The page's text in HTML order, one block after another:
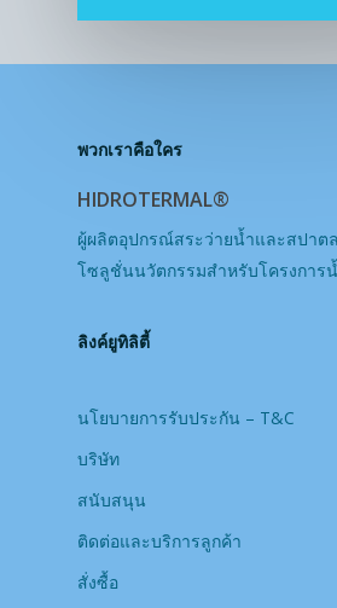
พวกเราคือใคร
HIDROTERMAL®
ผู้ผลิตอุปกรณ์สระว่ายน้ำและสปาต
โซลูชั่นนวัตกรรมสำหรับโครงการ
ลิงค์ยูทิลิตี้
นโยบายการรับประกัน – T&C
บริษัท
สนับสนุน
ติดต่อและบริการลูกค้า
สั่งซื้อ